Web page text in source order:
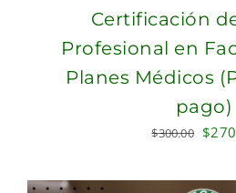
Certificación
Profesional en
Planes Médicos
pago)
$300.00
was:
$